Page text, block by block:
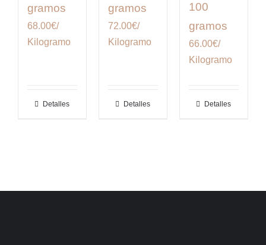
gramos
68.00€/
Kilogramo
Detalles
gramos
72.00€/
Kilogramo
Detalles
100
gramos
66.00€/
Kilogramo
Detalles